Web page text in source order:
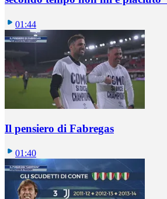
01:44
Il pensiero di Fabregas
01:40